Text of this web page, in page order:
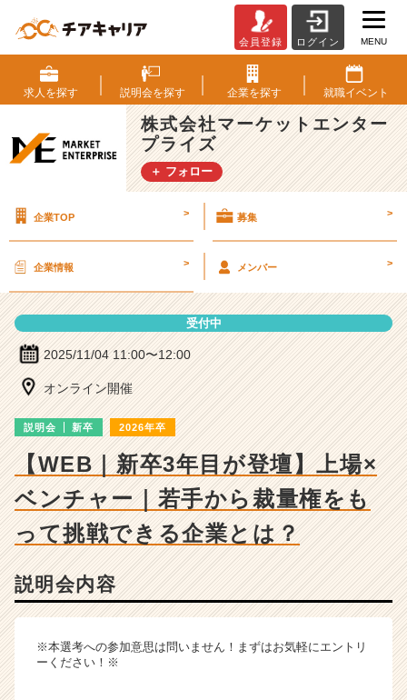
式
会
社
マ
ー
ケ
ッ
ン
プ
ラ
イ
ズ
会
詳
細
ベ
ン
チ
成
長
企
会員登録 ログイン MENU
求人を探す 説明会を探す 企業を探す 就職イベント
株式会社マーケットエンター
プライズ
＋ フォロー
企業TOP > 募集 >
企業情報 > メンバー >
受付中
2025/11/04 11:00〜12:00
オンライン開催
説明会 新卒 2026年卒
【WEB｜新卒3年目が登壇】上場×
ベンチャー｜若手から裁量権をも
って挑戦できる企業とは？
説明会内容
※本選考への参加意思は問いません！まずはお気軽にエントリ
ーください！※